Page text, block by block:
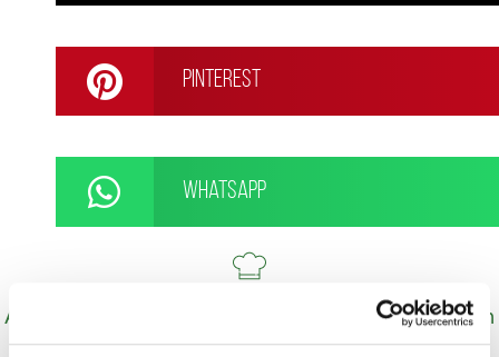
Pinterest
WhatsApp
Autor: Cocineros de Choví, expertos en recetas con
salsas para el disfrute.